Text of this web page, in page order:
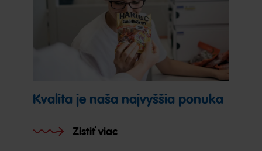
Kvalita je naša najvyššia ponuka
Zistiť viac